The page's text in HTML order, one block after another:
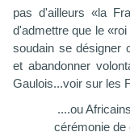
pas d'ailleurs «la
d'admettre que le
soudain se désigner
et abandonner
Gaulois...voir sur les
....ou
cérémonie de